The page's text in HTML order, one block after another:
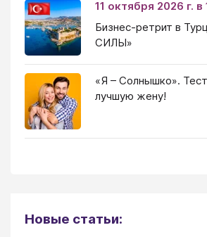
11 октября 2026 г. в
Бизнес-ретрит в
СИЛЫ»
«Я – Солнышко».
лучшую жену!
Новые статьи: